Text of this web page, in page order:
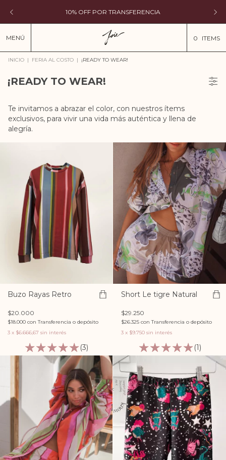
10% OFF POR TRANSFERENCIA
MENÚ 0 ITEMS
INICIO | FERIA AL COSTO | ¡READY TO WEAR!
¡READY TO WEAR!
Te invitamos a abrazar el color, con nuestros ítems
exclusivos, para vivir una vida más auténtica y llena de
alegría.
Buzo Rayas Retro
$20.000
$18.000 con Transferencia o depósito
3 x $6.666,67 sin interés
(3)
Short Le tigre Natural
$29.250
$26.325 con Transferencia o depósito
3 x $9.750 sin interés
(1)